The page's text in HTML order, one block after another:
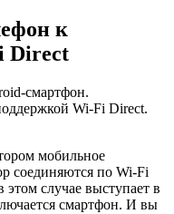
к
Direct
смартфон.
Wi-Fi Direct.
мобильное
соединяются по Wi-Fi
случае выступает в
смартфон. И вы